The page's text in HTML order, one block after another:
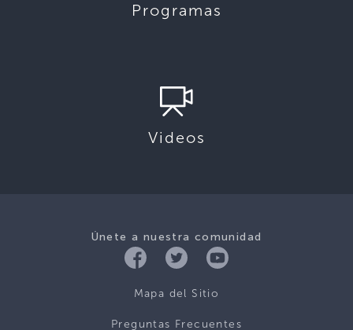
Programas
Videos
Únete a nuestra comunidad
Mapa del Sitio
Preguntas Frecuentes